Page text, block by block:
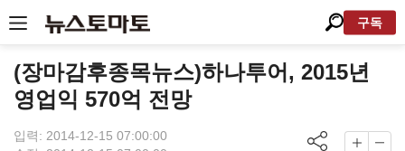
구독
(장마감후종목뉴스)하나투어, 2015년
영업익 570억 전망
입력: 2014-12-15 07:00:00